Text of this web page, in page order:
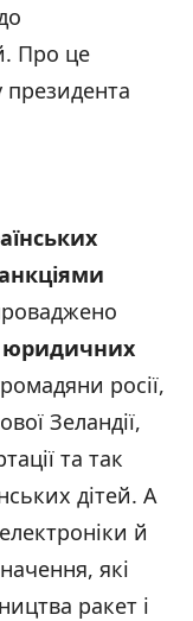
Про це
президента
юридичних
росії,
Зеландії,
та так
дітей. А
й
які
ракет і